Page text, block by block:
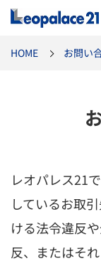
HOME お問い
レオパレス21
しているお取
ける法令違反
反、またはそ